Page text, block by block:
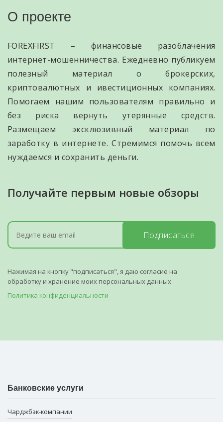
О проекте
FOREXFIRST – финансовые разоблачения
интернет-мошенничества. Ежедневно публикуем
полезный материал о брокерских,
криптовалютных и ивестиционных компаниях.
Помогаем нашим пользователям правильно и
без риска вернуть утерянные средств.
Размещаем эксклюзивный материал по
заработку в интернете. Стремимся помочь всем
нуждаемся и сохранить деньги.
Получайте первым новые обзоры
Подписаться
Нажимая на кнопку "подписаться", я даю согласие на
обработку и хранение моих персональных данных
Политика конфиденциальности
Банковские услуги
Чарджбэк-компании